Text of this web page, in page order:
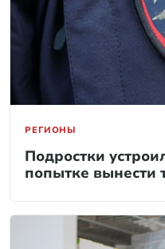
РЕГИОНЫ
Подростки
попытке вынести